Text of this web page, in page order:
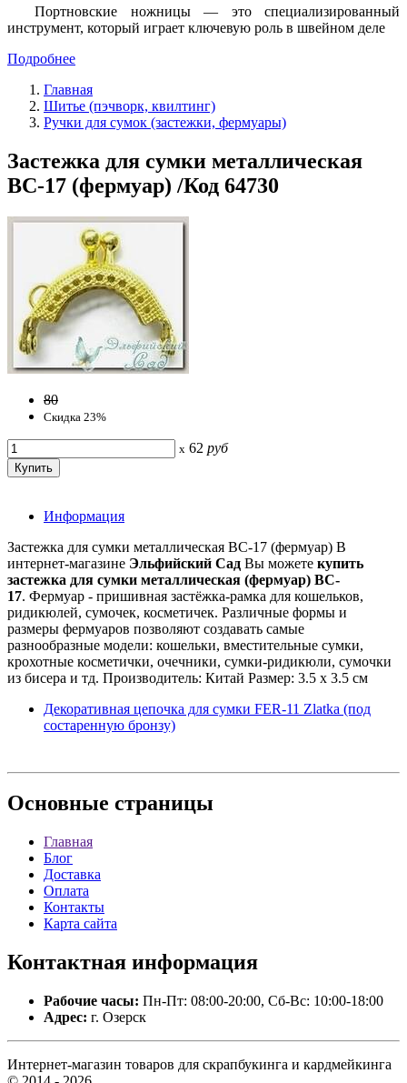
Портновские ножницы — это специализированный
инструмент, который играет ключевую роль в швейном деле
Подробнее
Главная
Шитье (пэчворк, квилтинг)
Ручки для сумок (застежки, фермуары)
Застежка для сумки металлическая
BC-17 (фермуар) /Код 64730
80
Скидка 23%
x 62 руб
Информация
Застежка для сумки металлическая BC-17 (фермуар) В
интернет-магазине Эльфийский Сад Вы можете купить
застежка для сумки металлическая (фермуар) BC-
17. Фермуар - пришивная застёжка-рамка для кошельков,
ридикюлей, сумочек, косметичек. Различные формы и
размеры фермуаров позволяют создавать самые
разнообразные модели: кошельки, вместительные сумки,
крохотные косметички, очечники, сумки-ридикюли, сумочки
из бисера и тд. Производитель: Китай Размер: 3.5 х 3.5 см
Декоративная цепочка для сумки FER-11 Zlatka (под
состаренную бронзу)
Основные страницы
Главная
Блог
Доставка
Оплата
Контакты
Карта сайта
Контактная информация
Рабочие часы: Пн-Пт: 08:00-20:00, Сб-Вс: 10:00-18:00
Адрес: г. Озерск
Интернет-магазин товаров для скрапбукинга и кардмейкинга